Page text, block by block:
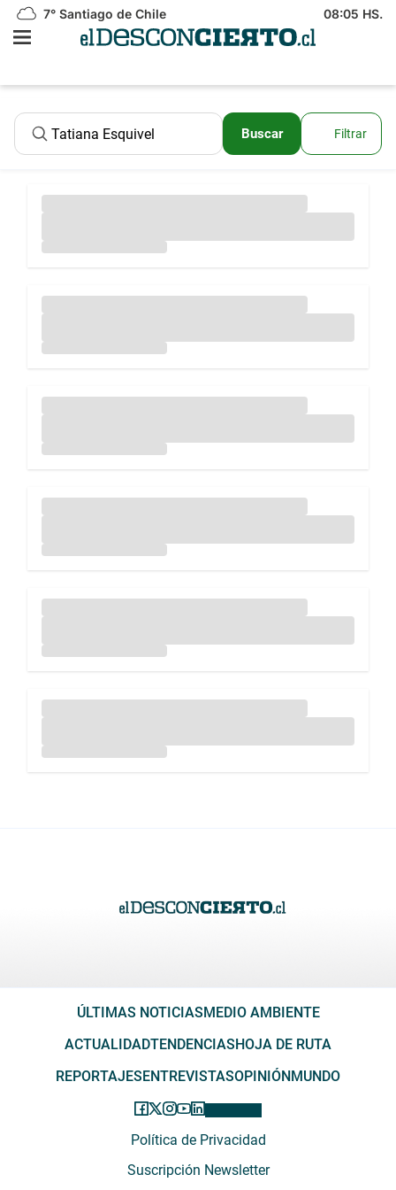
7° Santiago de Chile 08:05 HS.
Buscar Filtrar
ÚLTIMAS NOTICIASMEDIO AMBIENTE
ACTUALIDADTENDENCIASHOJA DE RUTA
REPORTAJESENTREVISTASOPINIÓNMUNDO
Política de Privacidad
Suscripción Newsletter